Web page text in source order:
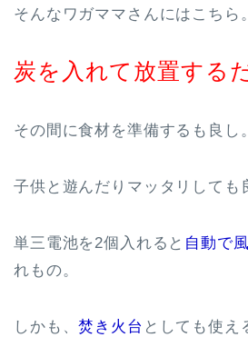
そんなワガママさんにはこちら。
炭を入れて放置する
その間に食材を準備するも良し。
子供と遊んだりマッタリしても
単三電池を2個入れると 自動で
れもの。
しかも、焚き火台 としても使え